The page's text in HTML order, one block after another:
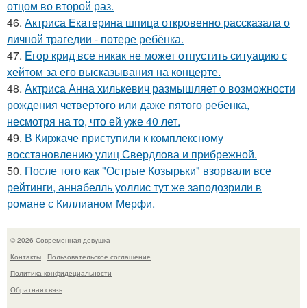
отцом во второй раз.
46. Актриса Екатерина шпица откровенно рассказала о
личной трагедии - потере ребёнка.
47. Егор крид все никак не может отпустить ситуацию с
хейтом за его высказывания на концерте.
48. Актриса Анна хилькевич размышляет о возможности
рождения четвертого или даже пятого ребенка,
несмотря на то, что ей уже 40 лет.
49. В Киржаче приступили к комплексному
восстановлению улиц Свердлова и прибрежной.
50. После того как "Острые Козырьки" взорвали все
рейтинги, аннабелль уоллис тут же заподозрили в
романе с Киллианом Мерфи.
© 2026 Современная девушка
Контакты
Пользовательское соглашение
Политика конфидециальности
Обратная связь